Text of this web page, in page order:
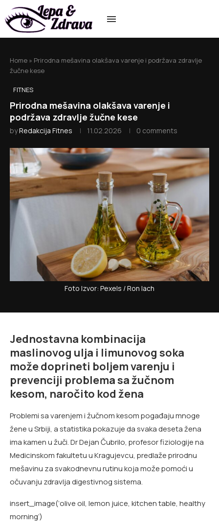
Home » Prirodna mešavina olakšava varenje i podržava zdravlje
žučne kese
FITNES
Prirodna mešavina olakšava varenje i
podržava zdravlje žučne kese
byRedakcija Fitnes 11.02.2026 0 comments
Foto Izvor: Pexels / Ron lach
Jednostavna kombinacija
maslinovog ulja i limunovog soka
može doprineti boljem varenju i
prevenciji problema sa žučnom
kesom, naročito kod žena
Problemi sa varenjem i žučnom kesom pogađaju mnoge
žene u Srbiji, a statistika pokazuje da svaka deseta žena
ima kamen u žuči. Dr Dejan Čubrilo, profesor fiziologije na
Medicinskom fakultetu u Kragujevcu, predlaže prirodnu
mešavinu za svakodnevnu rutinu koja može pomoći u
očuvanju zdravlja digestivnog sistema.
insert_image(‘olive oil, lemon juice, kitchen table, healthy
morning’)